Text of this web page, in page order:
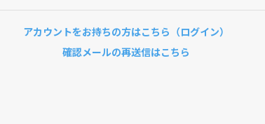
アカウントをお持ちの方はこちら（ログイン）
確認メールの再送信はこちら